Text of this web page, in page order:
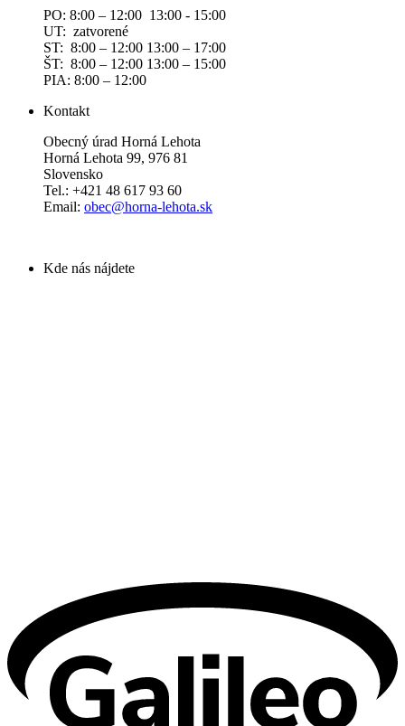
PO: 8:00 – 12:00 13:00 - 15:00
UT: zatvorené
ST: 8:00 – 12:00 13:00 – 17:00
ŠT: 8:00 – 12:00 13:00 – 15:00
PIA: 8:00 – 12:00
Kontakt
Obecný úrad Horná Lehota
Horná Lehota 99, 976 81
Slovensko
Tel.: +421 48 617 93 60
Email: obec@horna-lehota.sk
Kde nás nájdete